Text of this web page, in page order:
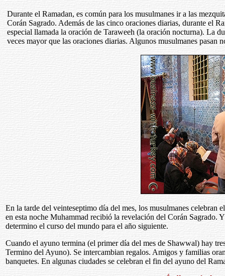
Durante el Ramadan, es común para los musulmanes ir a las
Corán Sagrado. Además de las cinco oraciones diarias, durante el
especial llamada la oración de Taraweeh (la oración nocturna). La
veces mayor que las oraciones diarias. Algunos musulmanes pasan
En la tarde del veinteseptimo día del mes, los musulmanes celebran
en esta noche Muhammad recibió la revelación del Corán Sagrado.
determino el curso del mundo para el año siguiente.
Cuando el ayuno termina (el primer día del mes de Shawwal) hay
Termino del Ayuno). Se intercambian regalos. Amigos y familias
banquetes. En algunas ciudades se celebran el fin del ayuno del